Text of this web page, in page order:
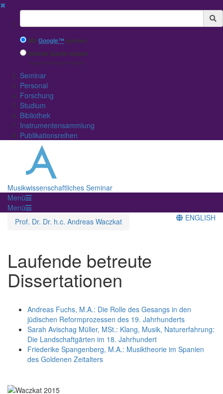
✖
Suchbegriff
MitGoogle™ suchen
Interne Suche nutzen
(eingeschränkte Ergebnisqualität)
Seminar
Personal
Forschung
Studium
Bibliothek
Instrumentensammlung
Publikationsreihen
Musikwissenschaftliches Seminar
Menü
Menü
Prof. Dr. Dr. h.c. Andreas Waczkat
ENGLISH
Laufende betreute
Dissertationen
Andreas Fuchs, M.A.: Die Rolle des Gesangs in den
jüdischen Reformprozessen des 19. Jahrhunderts
Sarah Avischag Müller, MSt.: Klang, Musik, Naturerfahrung:
Die Landschaftgärten im 18. Jahrhundert
Friederike Spangenberg, M.A.: Musiktheorie im Spanien
des Goldenen Zeitalters